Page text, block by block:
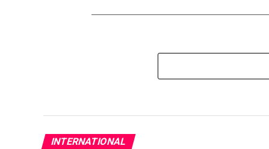
INTERNATIONAL